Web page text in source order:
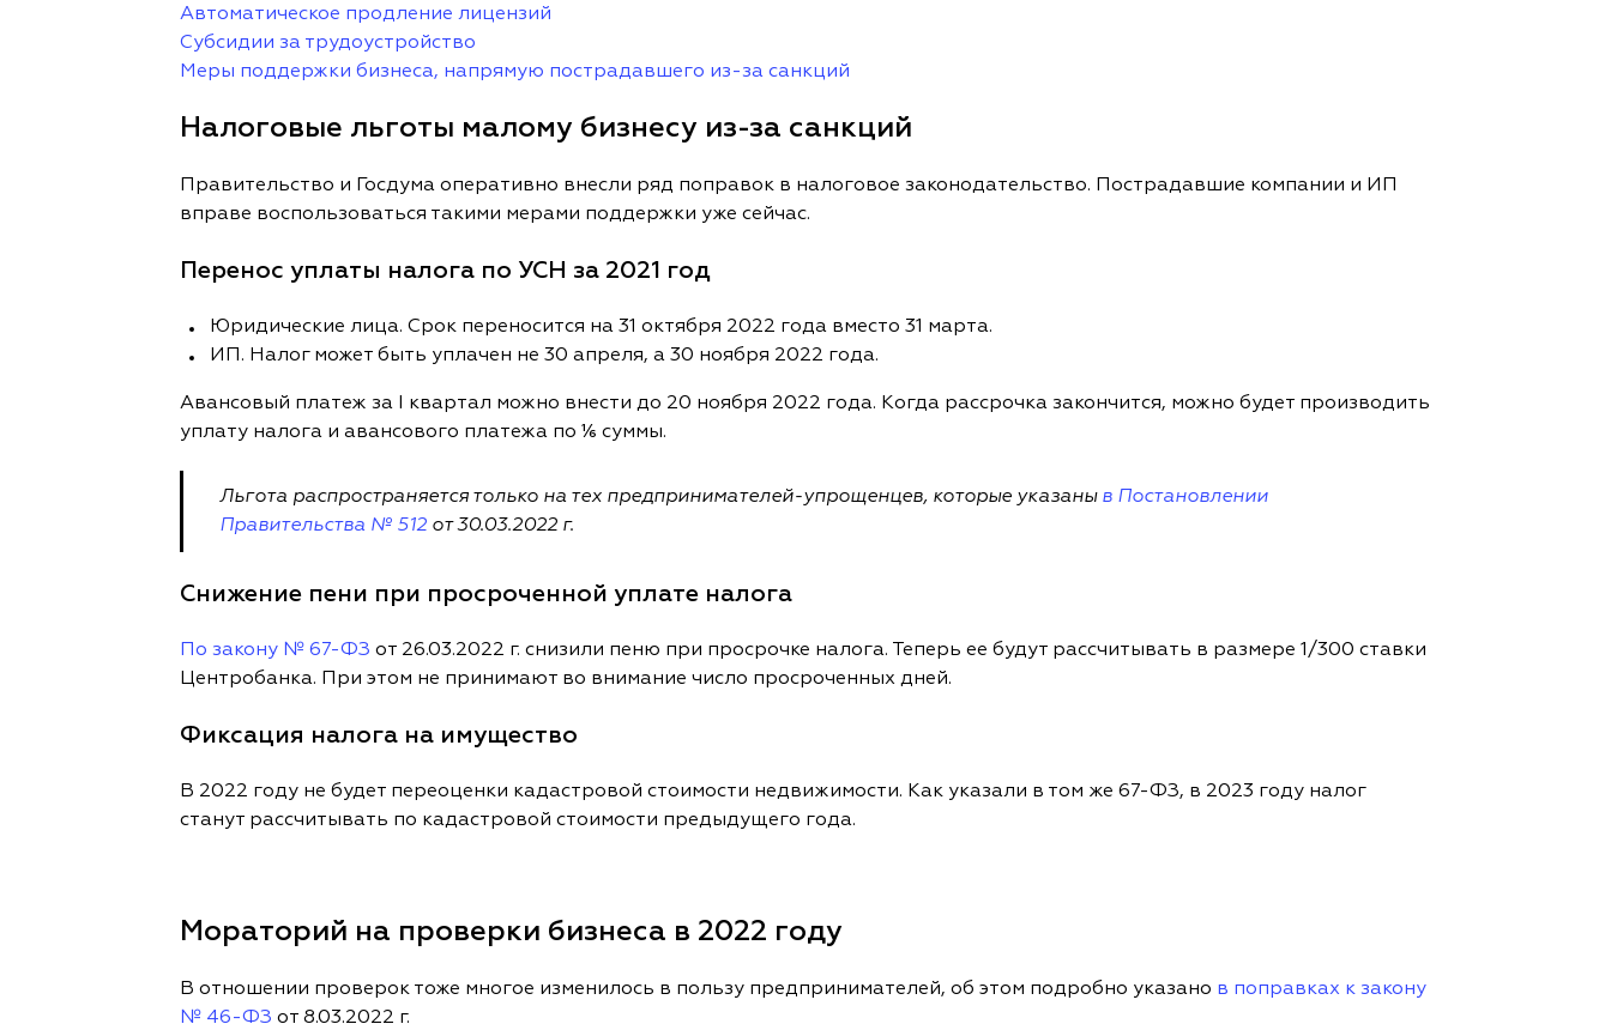
Автоматическое продление лицензий
Субсидии за трудоустройство
Меры поддержки бизнеса, напрямую пострадавшего из-за санкций
Налоговые льготы малому бизнесу из-за санкций
Правительство и Госдума оперативно внесли ряд поправок в налоговое законодательство. Пострадавшие компании и ИП
вправе воспользоваться такими мерами поддержки уже сейчас.
Перенос уплаты налога по УСН за 2021 год
Юридические лица. Срок переносится на 31 октября 2022 года вместо 31 марта.
ИП. Налог может быть уплачен не 30 апреля, а 30 ноября 2022 года.
Авансовый платеж за I квартал можно внести до 20 ноября 2022 года. Когда рассрочка закончится, можно будет производить
уплату налога и авансового платежа по ⅙ суммы.
Льгота распространяется только на тех предпринимателей-упрощенцев, которые указаны в Постановлении
Правительства № 512от 30.03.2022 г.
Снижение пени при просроченной уплате налога
По закону № 67-ФЗ от 26.03.2022 г. снизили пеню при просрочке налога. Теперь ее будут рассчитывать в размере 1/300 ставки
Центробанка. При этом не принимают во внимание число просроченных дней.
Фиксация налога на имущество
В 2022 году не будет переоценки кадастровой стоимости недвижимости. Как указали в том же 67-ФЗ, в 2023 году налог
станут рассчитывать по кадастровой стоимости предыдущего года.
Мораторий на проверки бизнеса в 2022 году
В отношении проверок тоже многое изменилось в пользу предпринимателей, об этом подробно указано в поправках к закону
№ 46-ФЗ от 8.03.2022 г.